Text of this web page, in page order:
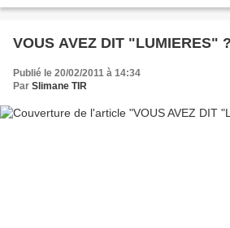
VOUS AVEZ DIT "LUMIERES" ?
Publié le 20/02/2011 à 14:34
Par Slimane TIR